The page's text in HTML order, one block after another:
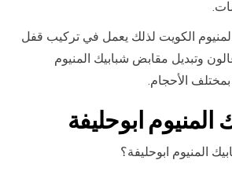
الكويت لذلك يعمل في تركيب قفل
وتبديل مقابض شبابيك المنيوم
الأحجام.
المنيوم ابوحليفة
المنيوم ابوحليفة؟